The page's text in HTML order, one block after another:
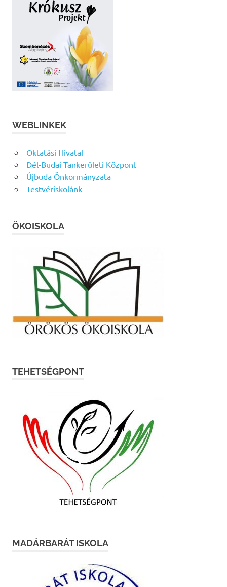
WEBLINKEK
Oktatási Hivatal
Dél-Budai Tankerületi Központ
Újbuda Önkormányzata
Testvériskolánk
ÖKOISKOLA
TEHETSÉGPONT
MADÁRBARÁT ISKOLA